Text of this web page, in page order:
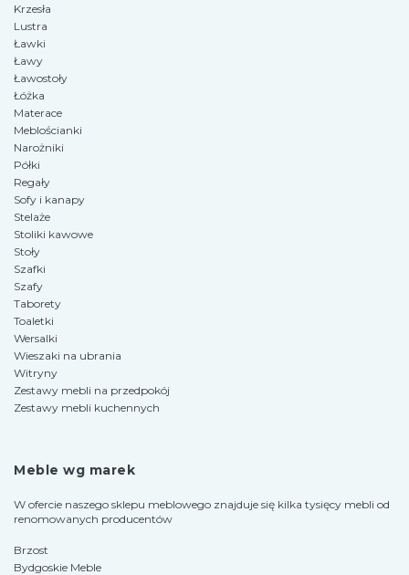
Krzesła
Lustra
Ławki
Ławy
Ławostoły
Łóżka
Materace
Meblościanki
Narożniki
Półki
Regały
Sofy i kanapy
Stelaże
Stoliki kawowe
Stoły
Szafki
Szafy
Taborety
Toaletki
Wersalki
Wieszaki na ubrania
Witryny
Zestawy mebli na przedpokój
Zestawy mebli kuchennych
Meble wg marek
W ofercie naszego sklepu meblowego znajduje się kilka tysięcy mebli od
renomowanych producentów
Brzost
Bydgoskie Meble